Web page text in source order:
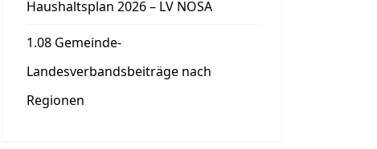
Haushaltsplan 2026 – LV NOSA
1.08 Gemeinde-
Landesverbandsbeiträge nach
Regionen